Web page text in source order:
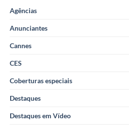
Agências
Anunciantes
Cannes
CES
Coberturas especiais
Destaques
Destaques em Vídeo